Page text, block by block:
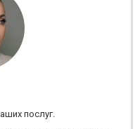
послуг.